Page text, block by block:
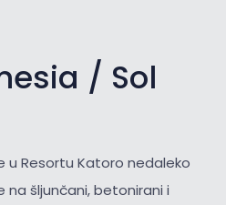
/ Sol
u Resortu Katoro nedaleko
na šljunčani, betonirani i